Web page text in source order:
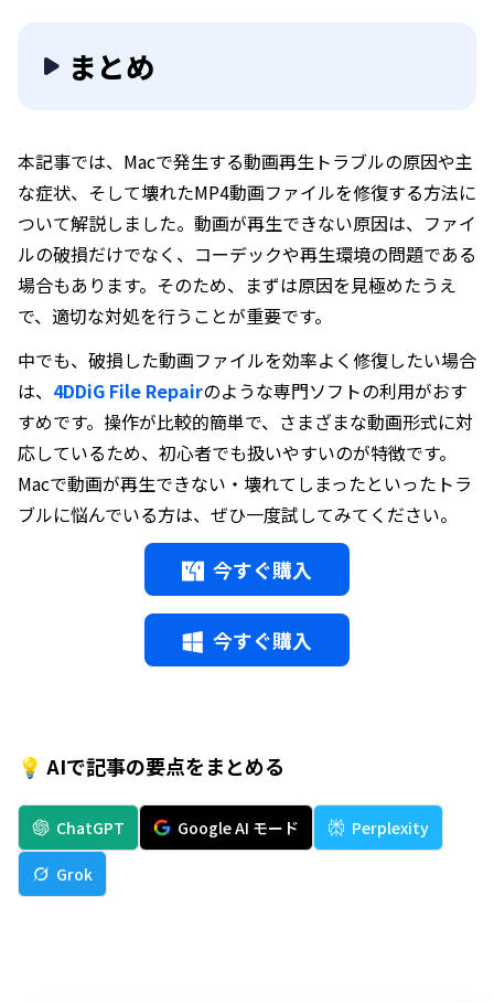
まとめ
本記事では、Macで発生する動画再生トラブルの原因や主
な症状、そして壊れたMP4動画ファイルを修復する方法に
ついて解説しました。動画が再生できない原因は、ファイ
ルの破損だけでなく、コーデックや再生環境の問題である
場合もあります。そのため、まずは原因を見極めたうえ
で、適切な対処を行うことが重要です。
中でも、破損した動画ファイルを効率よく修復したい場合
は、 4DDiG File Repairのような専門ソフトの利用がおす
すめです。操作が比較的簡単で、さまざまな動画形式に対
応しているため、初心者でも扱いやすいのが特徴です。
Macで動画が再生できない・壊れてしまったといったトラ
ブルに悩んでいる方は、ぜひ一度試してみてください。
今すぐ購入
今すぐ購入
💡 AIで記事の要点をまとめる
ChatGPT Google AI モード Perplexity
Grok